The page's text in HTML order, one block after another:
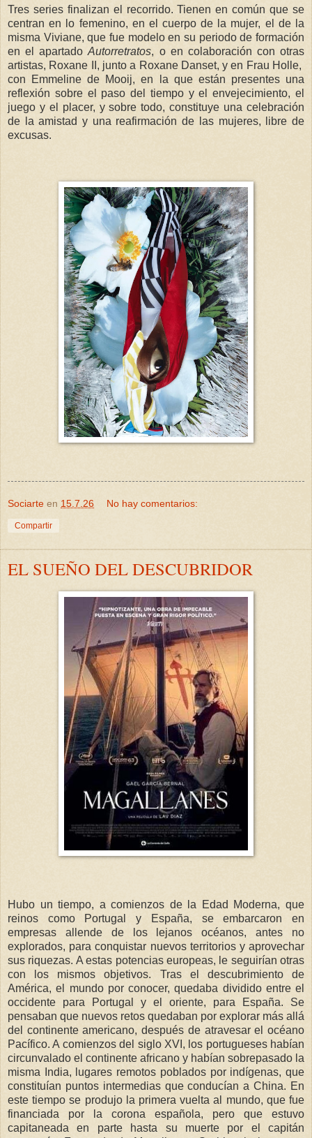
Tres series finalizan el recorrido. Tienen en común que se
centran en lo femenino, en el cuerpo de la mujer, el de la
misma Viviane, que fue modelo en su periodo de formación
en el apartadoAutorretratos, o en colaboración con otras
artistas, Roxane II, junto a Roxane Danset, y en Frau Holle,
con Emmeline de Mooij, en la que están presentes una
reflexión sobre el paso del tiempo y el envejecimiento, el
juego y el placer, y sobre todo, constituye una celebración
de la amistad y una reafirmación de las mujeres, libre de
excusas.
Sociarte en 15.7.26 No hay comentarios:
Compartir
EL SUEÑO DEL DESCUBRIDOR
Hubo un tiempo, a comienzos de la Edad Moderna, que
reinos como Portugal y España, se embarcaron en
empresas allende de los lejanos océanos, antes no
explorados, para conquistar nuevos territorios y aprovechar
sus riquezas. A estas potencias europeas, le seguirían otras
con los mismos objetivos. Tras el descubrimiento de
América, el mundo por conocer, quedaba dividido entre el
occidente para Portugal y el oriente, para España. Se
pensaban que nuevos retos quedaban por explorar más allá
del continente americano, después de atravesar el océano
Pacífico. A comienzos del siglo XVI, los portugueses habían
circunvalado el continente africano y habían sobrepasado la
misma India, lugares remotos poblados por indígenas, que
constituían puntos intermedias que conducían a China. En
este tiempo se produjo la primera vuelta al mundo, que fue
financiada por la corona española, pero que estuvo
capitaneada en parte hasta su muerte por el capitán